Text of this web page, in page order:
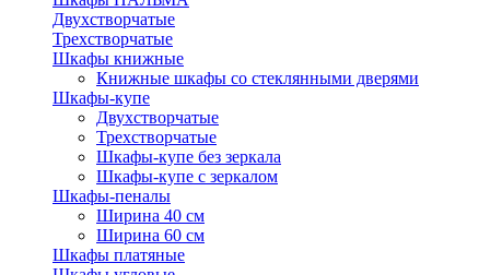
Двухстворчатые
Трехстворчатые
Шкафы книжные
Книжные шкафы со стеклянными дверями
Шкафы-купе
Двухстворчатые
Трехстворчатые
Шкафы-купе без зеркала
Шкафы-купе с зеркалом
Шкафы-пеналы
Ширина 40 см
Ширина 60 см
Шкафы платяные